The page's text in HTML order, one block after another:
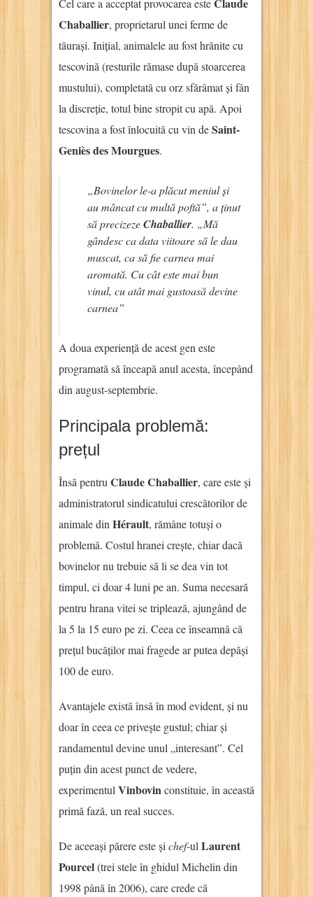
Cel care a acceptat provocarea este
Chaballier, proprietarul unei ferme de
tăurași. Inițial, animalele au fost hrănite cu
tescovină (resturile rămase după stoarcerea
mustului), completată cu orz sfărâmat și fân
la discreție, totul bine stropit cu apă. Apoi
tescovina a fost înlocuită cu vin deSaint-
Geniès des Mourgues.
„Bovinelor le-a plăcut meniul și
au mâncat cu multă poftă”, a ținut
să precizezeChaballier. „Mă
gândesc ca data viitoare să le dau
muscat, ca să fie carnea mai
aromată. Cu cât este mai bun
vinul, cu atât mai gustoasă devine
carnea”
A doua experiență de acest gen este
programată să înceapă anul acesta, începând
din august-septembrie.
Principala problemă:
prețul
Însă pentru Claude Chaballier, care este și
administratorul sindicatului crescătorilor de
animale din Hérault, rămâne totuși o
problemă. Costul hranei crește, chiar dacă
bovinelor nu trebuie să li se dea vin tot
timpul, ci doar 4 luni pe an. Suma necesară
pentru hrana vitei se triplează, ajungând de
la 5 la 15 euro pe zi. Ceea ce înseamnă că
prețul bucăților mai fragede ar putea depăși
100 de euro.
Avantajele există însă în mod evident, și nu
doar în ceea ce privește gustul; chiar și
randamentul devine unul „interesant”. Cel
puțin din acest punct de vedere,
experimentul Vinbovinconstituie, în această
primă fază, un real succes.
De aceeași părere este și chef-ul Laurent
Pourcel(trei stele în ghidul Michelin din
1998 până în 2006), care crede că